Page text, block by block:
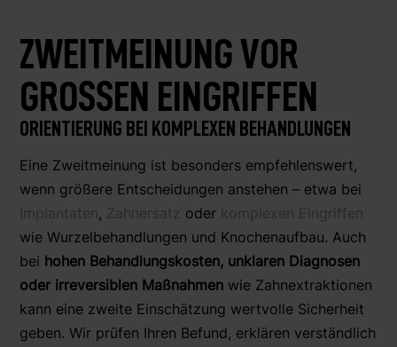
ZWEITMEINUNG VOR
GROSSEN EINGRIFFEN
ORIENTIERUNG BEI KOMPLEXEN BEHANDLUNGEN
Eine Zweitmeinung ist besonders empfehlenswert,
wenn größere Entscheidungen anstehen – etwa bei
Implantaten, Zahnersatz oder komplexen Eingriffen
wie Wurzelbehandlungen und Knochenaufbau. Auch
bei hohen Behandlungskosten, unklaren Diagnosen
oder irreversiblen Maßnahmen wie Zahnextraktionen
kann eine zweite Einschätzung wertvolle Sicherheit
geben. Wir prüfen Ihren Befund, erklären verständlich